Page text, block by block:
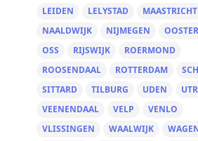
LEIDEN
LELYSTAD
MAASTRICHT
NAALDWIJK
NIJMEGEN
OSS
RIJSWIJK
ROERMOND
ROOSENDAAL
ROTTERDAM
SITTARD
TILBURG UDEN
VEENENDAAL
VELP
VENLO
VLISSINGEN
WAALWIJK